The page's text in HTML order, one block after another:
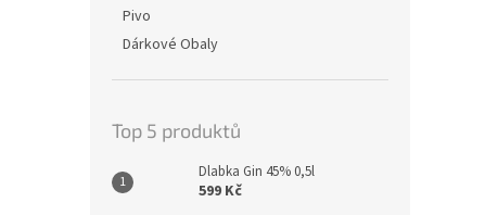
Pivo
Dárkové Obaly
Top 5 produktů
Dlabka Gin 45% 0,5l
599 Kč